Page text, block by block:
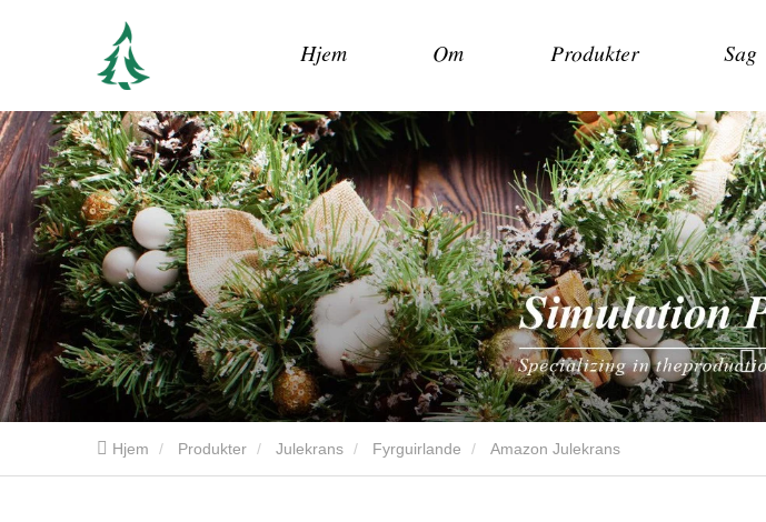
Hjem Om Produkter Sag
Hjem Produkter Julekrans Fyrguirlande Amazon Julekrans